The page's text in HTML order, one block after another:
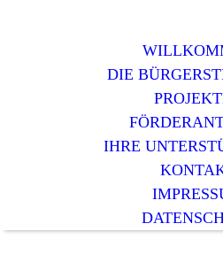
DIE
IHRE